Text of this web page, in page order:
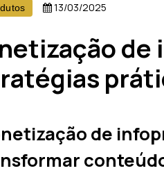
13/03/2025
de